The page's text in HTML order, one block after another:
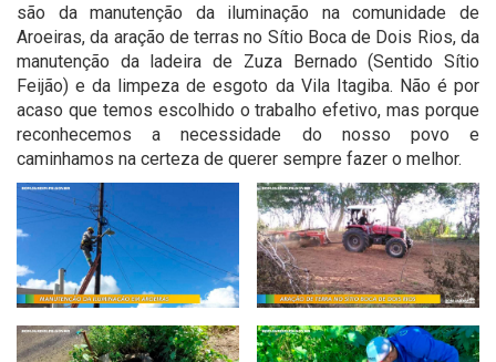
são da manutenção da iluminação na comunidade de
Aroeiras, da aração de terras no Sítio Boca de Dois Rios, da
manutenção da ladeira de Zuza Bernado (Sentido Sítio
Feijão) e da limpeza de esgoto da Vila Itagiba. Não é por
acaso que temos escolhido o trabalho efetivo, mas porque
reconhecemos a necessidade do nosso povo e
caminhamos na certeza de querer sempre fazer o melhor.